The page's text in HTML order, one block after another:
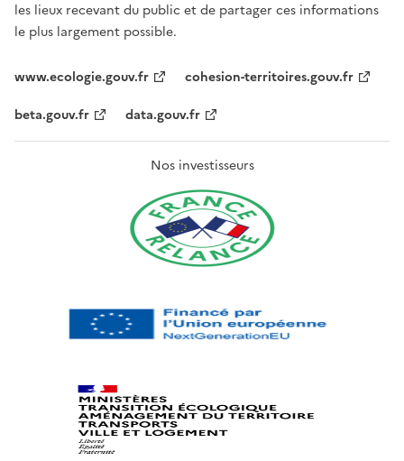
les lieux recevant du public et de partager ces informations
le plus largement possible.
www.ecologie.gouv.fr
cohesion-territoires.gouv.fr
beta.gouv.fr
data.gouv.fr
Nos investisseurs